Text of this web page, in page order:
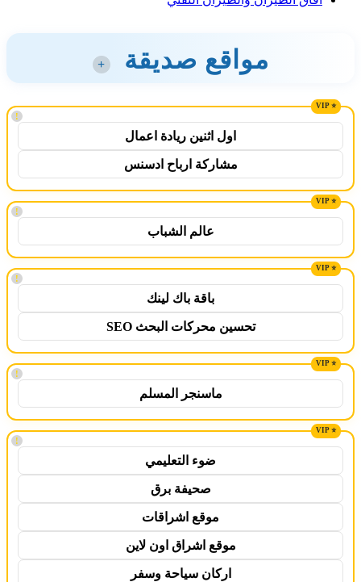
مواقع صديقة +
!
اول اثنين ريادة اعمال
مشاركة ارباح ادسنس
!
عالم الشباب
!
باقة باك لينك
تحسين محركات البحث SEO
!
ماسنجر المسلم
!
ضوء التعليمي
صحيفة برق
موقع اشراقات
موقع اشراق اون لاين
اركان سياحة وسفر